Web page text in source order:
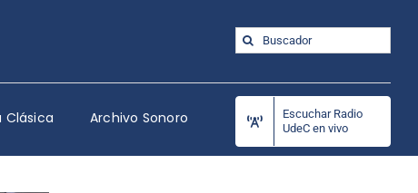
Buscar:
Clásica Archivo Sonoro
Escuchar Radio
UdeC en vivo